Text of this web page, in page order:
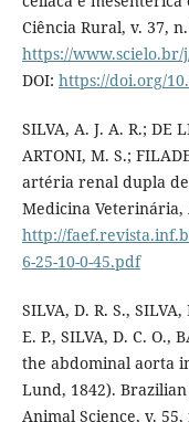
Ciência Rural, v. 37,
https://www.scielo.br/
DOI: https://doi.org/
SILVA, A. J. A. R.; DE
ARTONI, M. S.;
artéria renal dupla de
Medicina Veterinária,
http://
6-25-10-0-45.pdf
SILVA, D. R. S.,
E. P., SILVA, D. C. O.,
the abdominal aorta
Lund, 1842).
Animal Science, v.